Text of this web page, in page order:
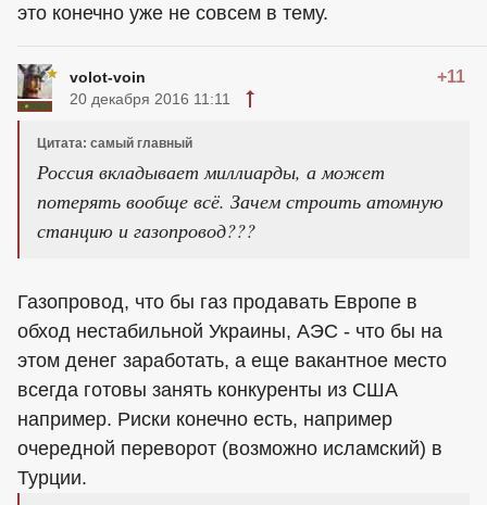
это конечно уже не совсем в тему.
volot-voin +11
20 декабря 2016 11:11
Цитата: самый главный
Россия вкладывает миллиарды, а может
потерять вообще всё. Зачем строить атомную
станцию и газопровод???
Газопровод, что бы газ продавать Европе в
обход нестабильной Украины, АЭС - что бы на
этом денег заработать, а еще вакантное место
всегда готовы занять конкуренты из США
например. Риски конечно есть, например
очередной переворот (возможно исламский) в
Турции.